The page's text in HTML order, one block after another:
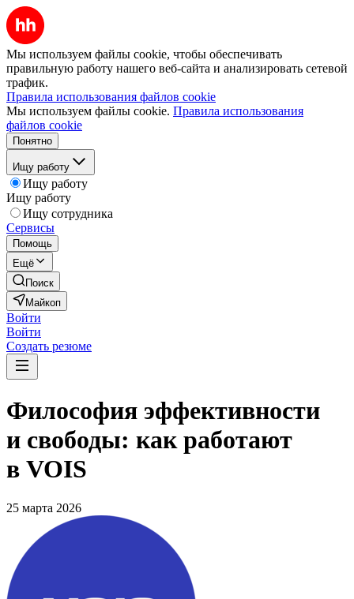
Мы используем файлы cookie, чтобы обеспечивать
правильную работу нашего веб-сайта и анализировать сетевой
трафик.
Правила использования файлов cookie
Мы используем файлы cookie. Правила использования
файлов cookie
Понятно
Ищу работу
Ищу работу
Ищу работу
Ищу сотрудника
Сервисы
Помощь
Ещё
Поиск
Майкоп
Войти
Войти
Создать резюме
Философия эффективности
и свободы: как работают
в VOIS
25 марта 2026